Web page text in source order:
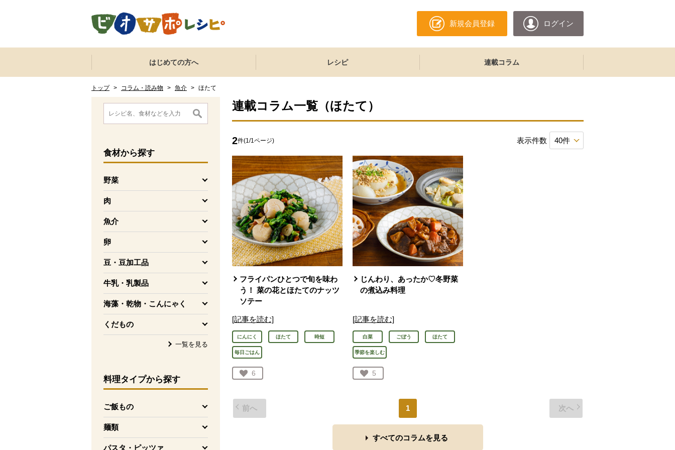
新規会員登録 ログイン
ここからサイト内共通メニューです。
サイト内共通メニューをスキップする
はじめての方へ レシピ 連載コラム
トップ > コラム・読み物 > 魚介 > ほたて
ここから消費材検索メニューです。
食材から探す
野菜
を開く
肉
を開く
魚介
を開く
卵
を開く
豆・豆加工品
を開く
牛乳・乳製品
を開く
海藻・乾物・こんにゃく
を開く
くだもの
を開く
一覧を見る
料理タイプから探す
ご飯もの
を開く
麺類
を開く
パスタ・ピッツァ
消費材検索メニューここまで。
ここから本文です。 連載コラム一覧（ほたて ）
2件(1 /1 ページ) 表示件数
フライパンひとつで旬を味わ
う！ 菜の花とほたてのナッツ
ソテー
[記事を読む]
にんにく ほたて 時短
毎日ごはん
お気に入り登録：
6
人が登録
じんわり、あったか♡冬野菜
の煮込み料理
[記事を読む]
白菜 ごぼう ほたて
季節を楽しむ
お気に入り登録：
5
人が登録
前へ 1 次へ
すべてのコラムを見る